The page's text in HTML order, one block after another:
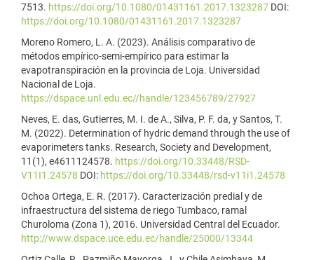
7513. https://doi.org/10.1080/01431161.2017.1323287 DOI:
https://doi.org/10.1080/01431161.2017.1323287
Moreno Romero, L. A. (2023). Análisis comparativo de
métodos empírico-semi-empírico para estimar la
evapotranspiración en la provincia de Loja. Universidad
Nacional de Loja.
https://dspace.unl.edu.ec//handle/123456789/27927
Neves, E. das, Gutierres, M. I. de A., Silva, P. F. da, y Santos, T.
M. (2022). Determination of hydric demand through the use of
evaporimeters tanks. Research, Society and Development,
11(1), e4611124578. https://doi.org/10.33448/RSD-
V11I1.24578 DOI: https://doi.org/10.33448/rsd-v11i1.24578
Ochoa Ortega, E. R. (2017). Caracterización predial y de
infraestructura del sistema de riego Tumbaco, ramal
Churoloma (Zona 1), 2016. Universidad Central del Ecuador.
http://www.dspace.uce.edu.ec/handle/25000/13344